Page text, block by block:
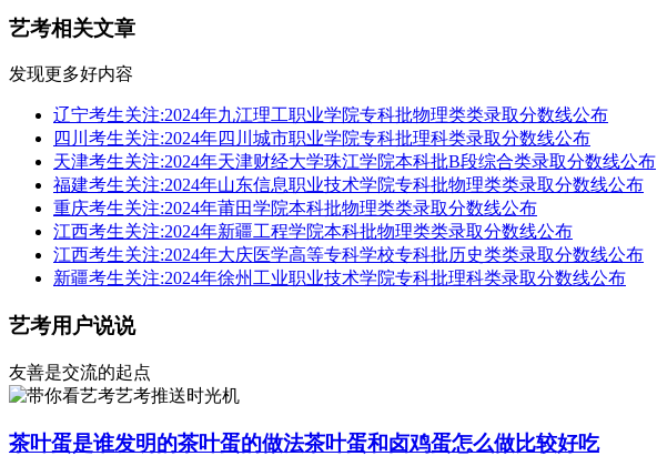
艺考相关文章
发现更多好内容
辽宁考生关注:2024年九江理工职业学院专科批物理类类录取分数线公布
四川考生关注:2024年四川城市职业学院专科批理科类录取分数线公布
天津考生关注:2024年天津财经大学珠江学院本科批B段综合类录取分数线公布
福建考生关注:2024年山东信息职业技术学院专科批物理类类录取分数线公布
重庆考生关注:2024年莆田学院本科批物理类类录取分数线公布
江西考生关注:2024年新疆工程学院本科批物理类类录取分数线公布
江西考生关注:2024年大庆医学高等专科学校专科批历史类类录取分数线公布
新疆考生关注:2024年徐州工业职业技术学院专科批理科类录取分数线公布
艺考用户说说
友善是交流的起点
艺考推送时光机
茶叶蛋是谁发明的茶叶蛋的做法茶叶蛋和卤鸡蛋怎么做比较好吃